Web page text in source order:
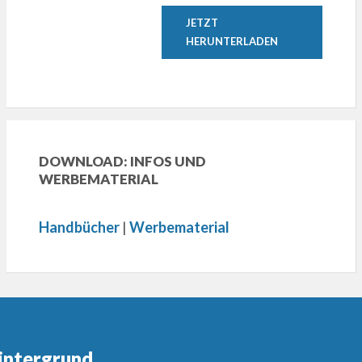
JETZT
HERUNTERLADEN
DOWNLOAD: INFOS UND
WERBEMATERIAL
Handbücher| Werbematerial